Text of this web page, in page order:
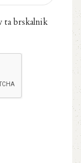
ta brskalnik